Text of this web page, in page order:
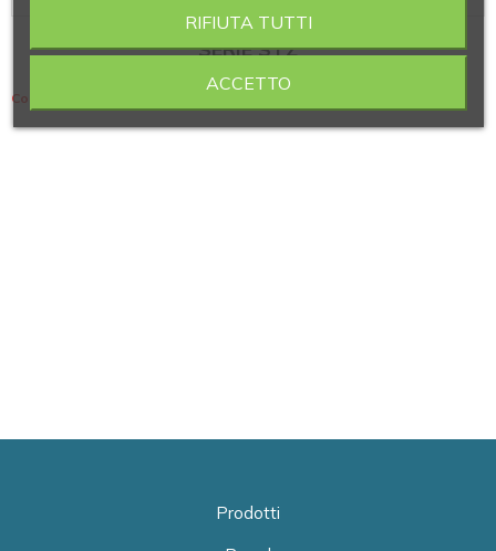
SERIE STZ
Contiene 3 articoli
Prodotti
RIFIUTA TUTTI
ACCETTO